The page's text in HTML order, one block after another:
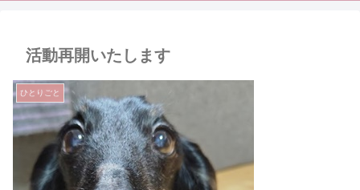
活動再開いたします
ひとりごと